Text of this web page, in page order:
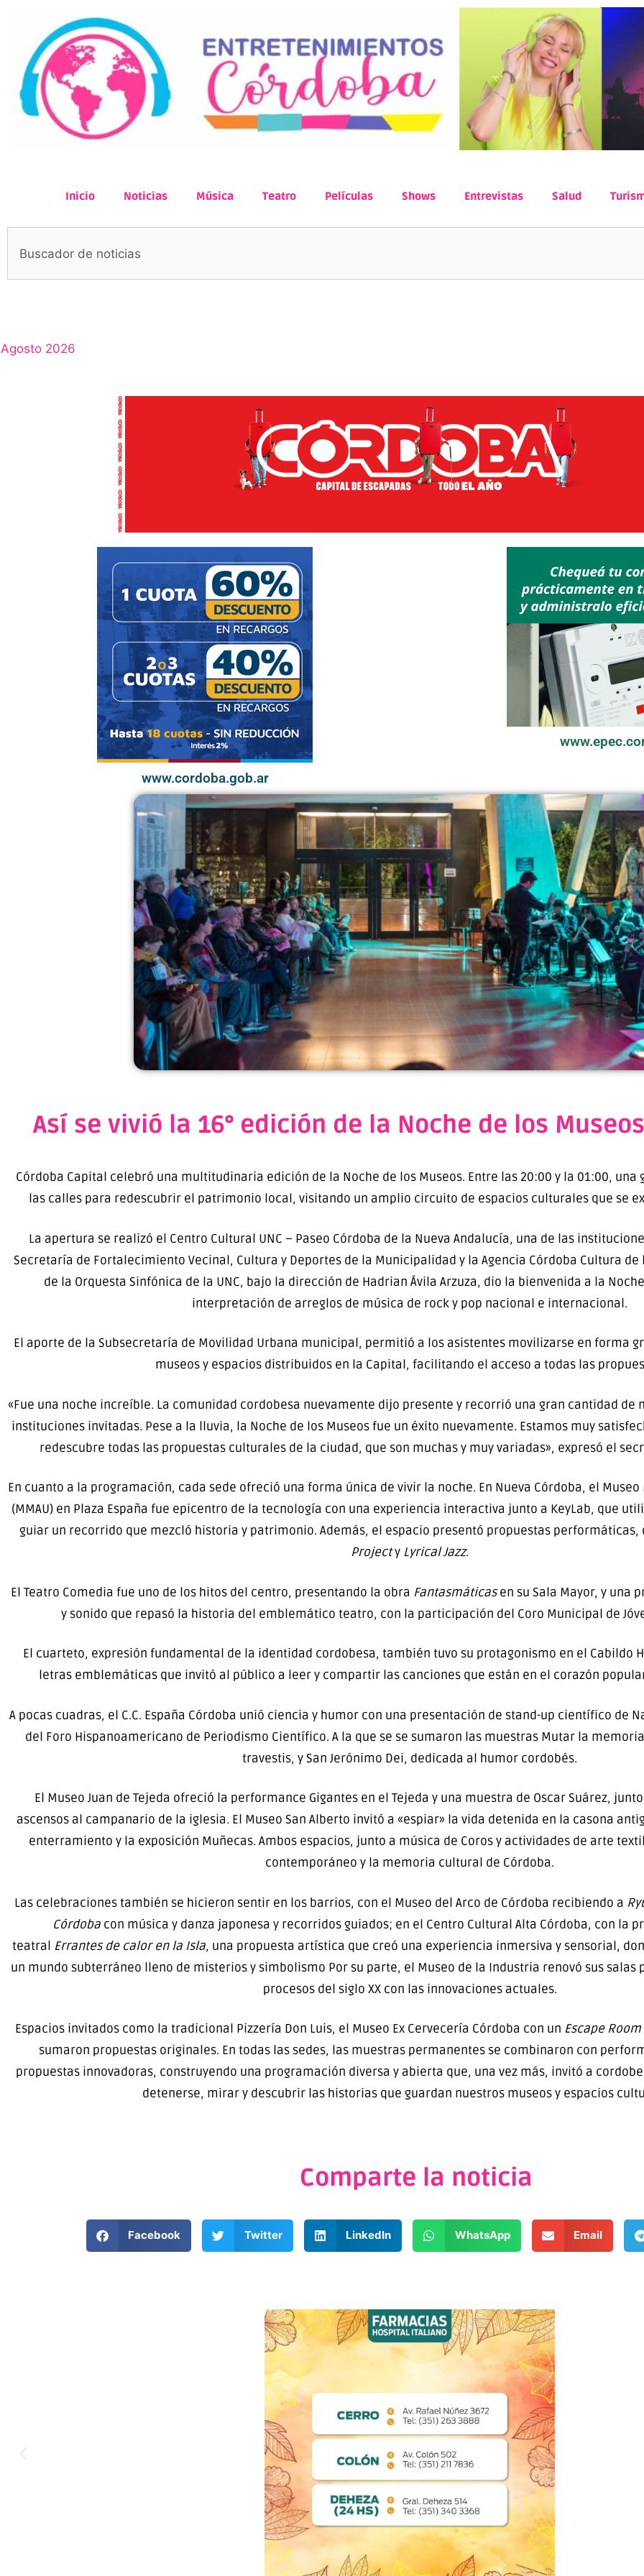
Inicio Noticias Música Teatro Películas Shows Entrevistas Salud
Agosto 2026
www.cordoba.gob.ar
Así se vivió la 16° edición de la Noche de los
Córdoba Capital celebró una multitudinaria edición de la Noche de los Museos. Entre las 20:00 y la 01:00, una
las calles para redescubrir el patrimonio local, visitando un amplio circuito de espacios culturales que se
La apertura se realizó el Centro Cultural UNC – Paseo Córdoba de la Nueva Andalucía, una de las
Secretaría de Fortalecimiento Vecinal, Cultura y Deportes de la Municipalidad y la Agencia Córdoba Cultura
de la Orquesta Sinfónica de la UNC, bajo la dirección de Hadrian Ávila Arzuza, dio la bienvenida a la
interpretación de arreglos de música de rock y pop nacional e internacional.
El aporte de la Subsecretaría de Movilidad Urbana municipal, permitió a los asistentes movilizarse en forma
museos y espacios distribuidos en la Capital, facilitando el acceso a todas las
«Fue una noche increíble. La comunidad cordobesa nuevamente dijo presente y recorrió una gran cantidad de
instituciones invitadas. Pese a la lluvia, la Noche de los Museos fue un éxito nuevamente. Estamos muy
redescubre todas las propuestas culturales de la ciudad, que son muchas y muy variadas», expresó el
En cuanto a la programación, cada sede ofreció una forma única de vivir la noche. En Nueva Córdoba, el
(MMAU) en Plaza España fue epicentro de la tecnología con una experiencia interactiva junto a KeyLab, que
guiar un recorrido que mezcló historia y patrimonio. Además, el espacio presentó propuestas
Projecty Lyrical Jazz.
El Teatro Comedia fue uno de los hitos del centro, presentando la obra Fantasmáticasen su Sala Mayor, y una
y sonido que repasó la historia del emblemático teatro, con la participación del Coro Municipal de
El cuarteto, expresión fundamental de la identidad cordobesa, también tuvo su protagonismo en el Cabildo
letras emblemáticas que invitó al público a leer y compartir las canciones que están en el corazón
A pocas cuadras, el C.C. España Córdoba unió ciencia y humor con una presentación de stand-up científico de
del Foro Hispanoamericano de Periodismo Científico. A la que se se sumaron las muestras Mutar la
travestis, y San Jerónimo Dei, dedicada al humor cordobés.
El Museo Juan de Tejeda ofreció la performance Gigantes en el Tejeda y una muestra de Oscar Suárez,
ascensos al campanario de la iglesia. El Museo San Alberto invitó a «espiar» la vida detenida en la casona
enterramiento y la exposición Muñecas. Ambos espacios, junto a música de Coros y actividades de arte
contemporáneo y la memoria cultural de Córdoba.
Las celebraciones también se hicieron sentir en los barrios, con el Museo del Arco de Córdoba recibiendo a
Córdobacon música y danza japonesa y recorridos guiados; en el Centro Cultural Alta Córdoba, con la
teatral Errantes de calor en la Isla, una propuesta artística que creó una experiencia inmersiva y sensorial,
un mundo subterráneo lleno de misterios y simbolismo Por su parte, el Museo de la Industria renovó sus salas
procesos del siglo XX con las innovaciones actuales.
Espacios invitados como la tradicional Pizzería Don Luis, el Museo Ex Cervecería Córdoba con un Escape Room
sumaron propuestas originales. En todas las sedes, las muestras permanentes se combinaron con
propuestas innovadoras, construyendo una programación diversa y abierta que, una vez más, invitó a
detenerse, mirar y descubrir las historias que guardan nuestros museos y espacios
Comparte la noticia
Facebook Twitter LinkedIn WhatsApp Email